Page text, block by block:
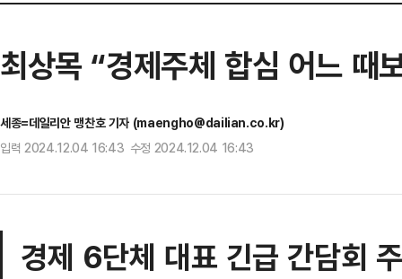
최상목 “경제주체 합심 어느 때
세종=데일리안 맹찬호 기자 (maengho@dailian.co.kr)
입력 2024.12.04 16:43 수정 2024.12.04 16:43
경제 6단체 대표 긴급 간담회